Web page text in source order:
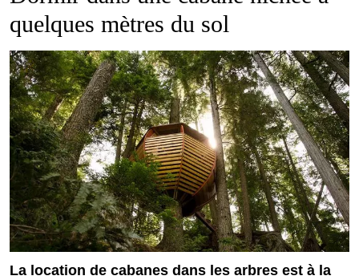
quelques mètres du sol
La location de cabanes dans les arbres est à la